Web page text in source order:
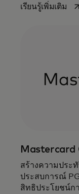
เรียนรู้เพิ่มเติม
Mastercard
สร้างความประ
ประสบการณ์
สิทธิประโยชน์ก